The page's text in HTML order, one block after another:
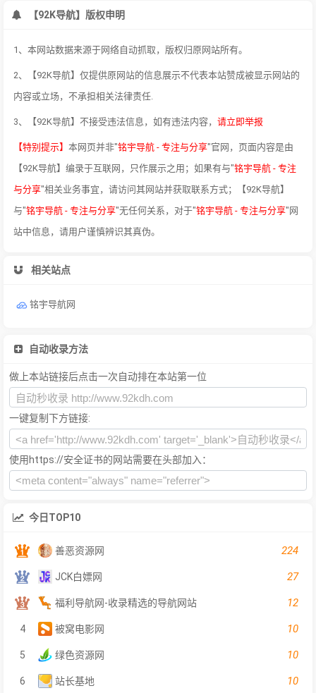
【92K导航】版权申明
1、本网站数据来源于网络自动抓取，版权归原网站所有。
2、【92K导航】仅提供原网站的信息展示不代表本站赞成被显示网站的
内容或立场，不承担相关法律责任.
3、【92K导航】不接受违法信息，如有违法内容， 请立即举报
【特别提示】 本网页并非"铭宇导航 - 专注与分享"官网，页面内容是由
【92K导航】编录于互联网，只作展示之用；如果有与"铭宇导航 - 专注
与分享"相关业务事宜，请访问其网站并获取联系方式；【92K导航】
与"铭宇导航 - 专注与分享"无任何关系，对于"铭宇导航 - 专注与分享"网
站中信息，请用户谨慎辨识其真伪。
相关站点
铭宇导航网
自动收录方法
做上本站链接后点击一次自动排在本站第一位
一键复制下方链接:
使用https://安全证书的网站需要在头部加入：
今日TOP10
善恶资源网 224
JCK白嫖网 27
福利导航网-收录精选的导航网站 12
4 被窝电影网 10
5 绿色资源网 10
6 站长基地 10